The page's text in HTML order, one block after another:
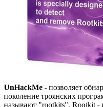
UnHackMe - позволяет
поколение троянских
называют "rootkits". Rootkit -